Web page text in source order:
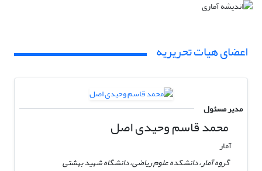
اعضای هیات تحریریه
مدیر مسئول
محمد قاسم وحیدی اصل
آمار
گروه آمار، دانشکده علوم ریاضی، دانشگاه شهید بهشتی